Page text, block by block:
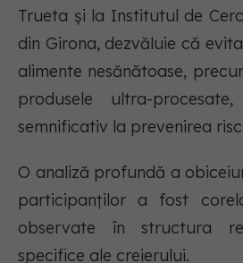
Trueta și la Institutul de
din Girona, dezvăluie că
alimente nesănătoase,
produsele ultra-
semnificativ la prevenirea
O analiză profundă a
participanților a fost
observate în structura
specifice ale creierului.